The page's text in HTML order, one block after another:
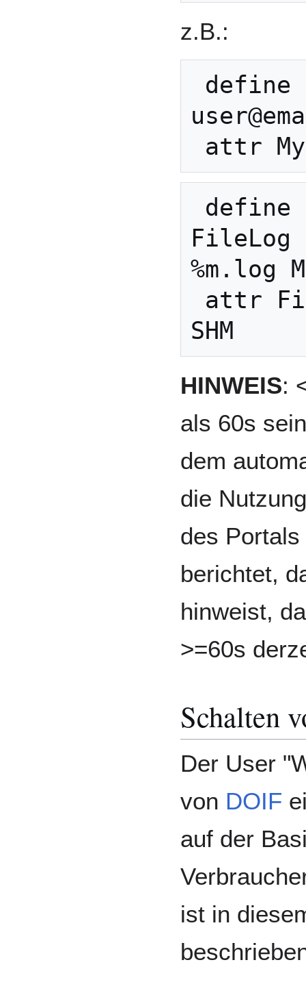
z.B.:
FileLog
%m.log
HINWEIS:
als 60s
dem
die
des
berichtet,
hinweist,
>=60s
Schalten
Der User
von DOIF
auf der
ist in